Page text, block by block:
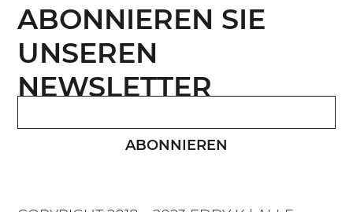
ABONNIEREN
ABONNIEREN SIE
UNSEREN
NEWSLETTER